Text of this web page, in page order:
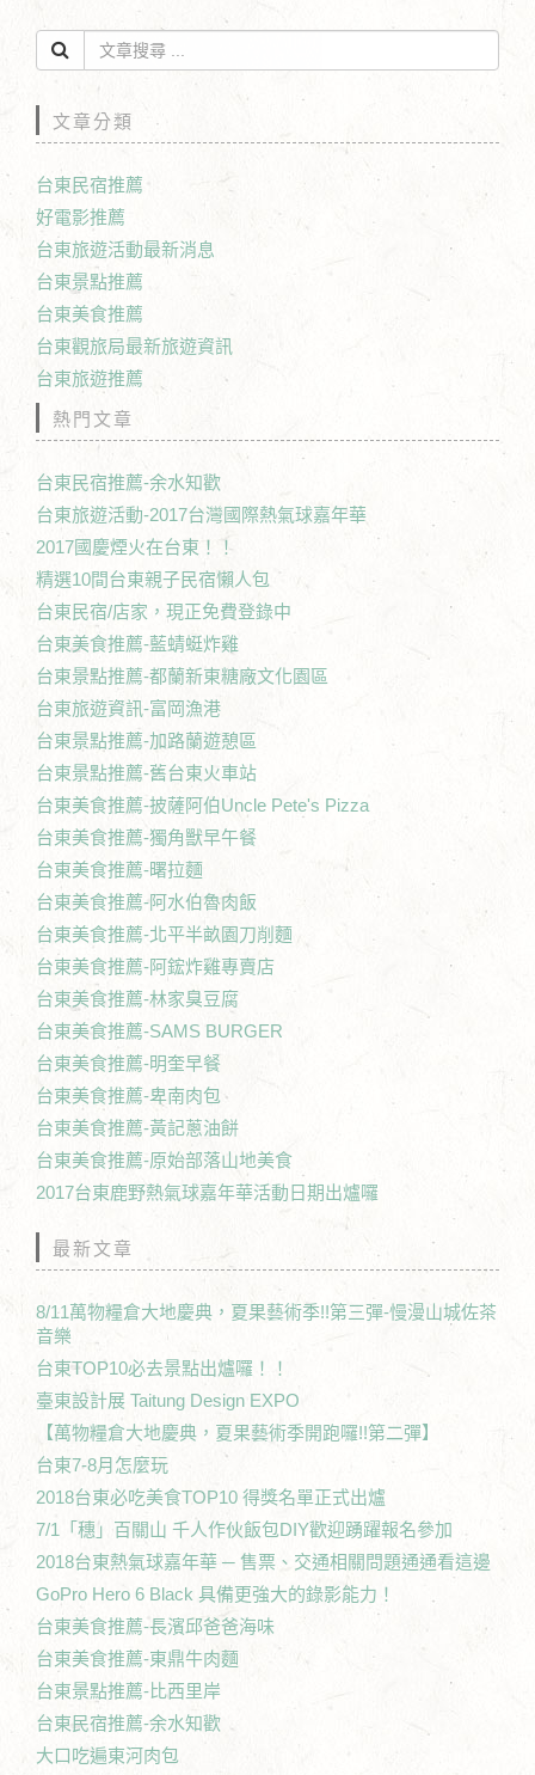
文章分類
台東民宿推薦
好電影推薦
台東旅遊活動最新消息
台東景點推薦
台東美食推薦
台東觀旅局最新旅遊資訊
台東旅遊推薦
熱門文章
台東民宿推薦-余水知歡
台東旅遊活動-2017台灣國際熱氣球嘉年華
2017國慶煙火在台東！！
精選10間台東親子民宿懶人包
台東民宿/店家，現正免費登錄中
台東美食推薦-藍蜻蜓炸雞
台東景點推薦-都蘭新東糖廠文化園區
台東旅遊資訊-富岡漁港
台東景點推薦-加路蘭遊憩區
台東景點推薦-舊台東火車站
台東美食推薦-披薩阿伯Uncle Pete's Pizza
台東美食推薦-獨角獸早午餐
台東美食推薦-曙拉麵
台東美食推薦-阿水伯魯肉飯
台東美食推薦-北平半畝園刀削麵
台東美食推薦-阿鋐炸雞專賣店
台東美食推薦-林家臭豆腐
台東美食推薦-SAMS BURGER
台東美食推薦-明奎早餐
台東美食推薦-卑南肉包
台東美食推薦-黃記蔥油餅
台東美食推薦-原始部落山地美食
2017台東鹿野熱氣球嘉年華活動日期出爐囉
最新文章
8/11萬物糧倉大地慶典，夏果藝術季!!第三彈-慢漫山城佐茶
音樂
台東TOP10必去景點出爐囉！！
臺東設計展 Taitung Design EXPO
【萬物糧倉大地慶典，夏果藝術季開跑囉!!第二彈】
台東7-8月怎麼玩
2018台東必吃美食TOP10 得獎名單正式出爐
7/1「穗」百關山 千人作伙飯包DIY歡迎踴躍報名參加
2018台東熱氣球嘉年華 ─ 售票、交通相關問題通通看這邊
GoPro Hero 6 Black 具備更強大的錄影能力！
台東美食推薦-長濱邱爸爸海味
台東美食推薦-東鼎牛肉麵
台東景點推薦-比西里岸
台東民宿推薦-余水知歡
大口吃遍東河肉包